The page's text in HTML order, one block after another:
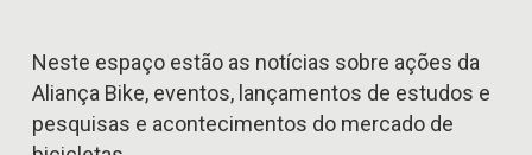
Neste espaço estão as notícias sobre ações da
Aliança Bike, eventos, lançamentos de estudos e
pesquisas e acontecimentos do mercado de